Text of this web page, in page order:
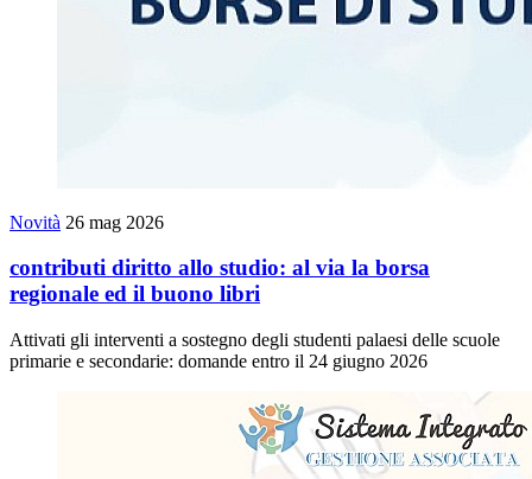
Novità 26 mag 2026
contributi diritto allo studio: al via la borsa
regionale ed il buono libri
Attivati gli interventi a sostegno degli studenti palaesi delle scuole
primarie e secondarie: domande entro il 24 giugno 2026